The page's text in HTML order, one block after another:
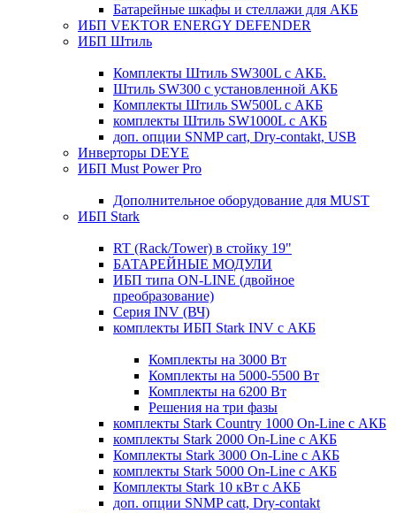
Батарейные шкафы и стеллажи для АКБ
ИБП VEKTOR ENERGY DEFENDER
ИБП Штиль
Комплекты Штиль SW300L с АКБ.
Штиль SW300 с установленной АКБ
Комплекты Штиль SW500L с АКБ
комплекты Штиль SW1000L с АКБ
доп. опции SNMP cart, Dry-contakt, USB
Инверторы DEYE
ИБП Must Power Pro
Дополнительное оборудование для MUST
ИБП Stark
RT (Rack/Tower) в стойку 19"
БАТАРЕЙНЫЕ МОДУЛИ
ИБП типа ON-LINE (двойное
преобразование)
Серия INV (ВЧ)
комплекты ИБП Stark INV с АКБ
Комплекты на 3000 Вт
Комплекты на 5000-5500 Вт
Комплекты на 6200 Вт
Решения на три фазы
комплекты Stark Country 1000 On-Line с АКБ
комплекты Stark 2000 On-Line с АКБ
Комплекты Stark 3000 On-Line с АКБ
комплекты Stark 5000 On-Line с АКБ
Комплекты Stark 10 кВт с АКБ
доп. опции SNMP catt, Dry-contakt